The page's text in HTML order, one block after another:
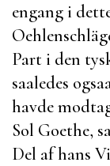
engang i
Part i den
saaledes
havde
Sol Goethe,
Del af hans